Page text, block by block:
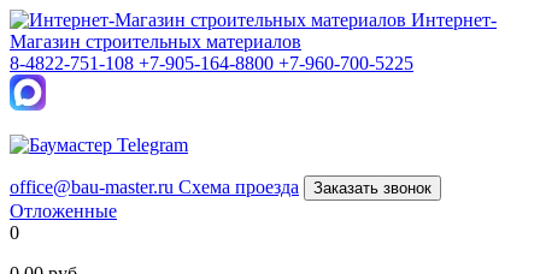
Интернет-
Магазин строительных материалов
8-4822-751-108 +7-905-164-8800 +7-960-700-5225
office@bau-master.ru Схема проезда Заказать звонок
Отложенные
0